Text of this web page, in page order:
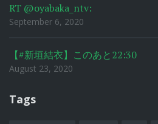
RT @oyabaka_ntv:
September 6, 2020
【#新垣結衣】このあと22:30
August 23, 2020
Tags